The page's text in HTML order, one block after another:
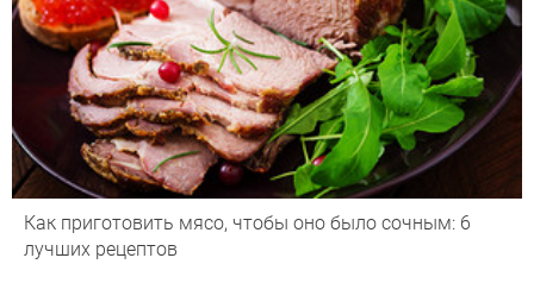
Как приготовить мясо, чтобы оно было сочным: 6
лучших рецептов